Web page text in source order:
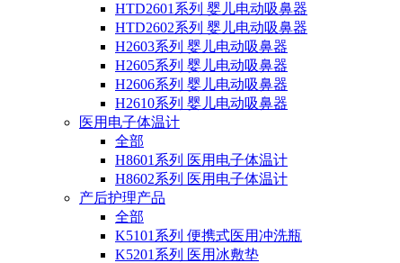
HTD2601系列 婴儿电动吸鼻器
HTD2602系列 婴儿电动吸鼻器
H2603系列 婴儿电动吸鼻器
H2605系列 婴儿电动吸鼻器
H2606系列 婴儿电动吸鼻器
H2610系列 婴儿电动吸鼻器
医用电子体温计
全部
H8601系列 医用电子体温计
H8602系列 医用电子体温计
产后护理产品
全部
K5101系列 便携式医用冲洗瓶
K5201系列 医用冰敷垫